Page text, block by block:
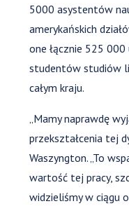
5000 asystentów
amerykańskich
one łącznie 525
studentów studiów
całym kraju.
„Mamy naprawdę
przekształcenia tej
Waszyngton. „To
wartość tej pracy,
widzieliśmy w ciągu